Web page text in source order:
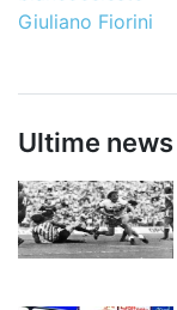
Giuliano Fiorini
Ultime news